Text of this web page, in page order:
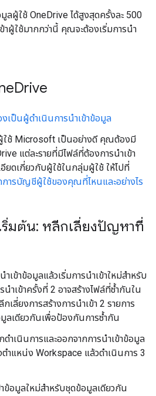
ลผู้ใช้ OneDrive ได้สูงสุดครั้งละ 500
าผู้ใช้มากกว่านี้ คุณจะต้องเริ่มการนำ
Drive
เป็นผู้ดำเนินการนำเข้าข้อมูล
ผู้ใช้ Microsoft เป็นอย่างดี คุณต้องมี
แต่ละรายที่มีไฟล์ที่ต้องการนำเข้า
อียดเกี่ยวกับผู้ใช้ในกลุ่มผู้ใช้ ให้ไปที่
การบัญชีผู้ใช้ของคุณที่ไหนและอย่างไร
ริ่มต้น: หลีกเลี่ยงปัญหาที่
เข้าข้อมูลแล้วเริ่มการนำเข้าใหม่สำหรับ
ำเข้าครั้งที่ 2 อาจสร้างไฟล์ที่ซ้ำกันใน
เลี่ยงการสร้างการนำเข้า 2 รายการ
ลเดียวกันเพื่อป้องกันการซ้ำกัน
เนินการและออกจากการนำเข้าข้อมูล
ำแหน่ง Workspace แล้วดำเนินการ 3
าข้อมูลใหม่สำหรับชุดข้อมูลเดียวกัน